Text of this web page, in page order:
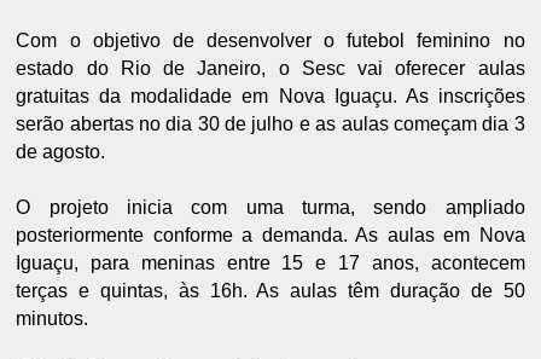
Com o objetivo de desenvolver o futebol feminino no
estado do Rio de Janeiro, o Sesc vai oferecer aulas
gratuitas da modalidade em Nova Iguaçu. As inscrições
serão abertas no dia 30 de julho e as aulas começam dia 3
de agosto.
O projeto inicia com uma turma, sendo ampliado
posteriormente conforme a demanda. As aulas em Nova
Iguaçu, para meninas entre 15 e 17 anos, acontecem
terças e quintas, às 16h. As aulas têm duração de 50
minutos.